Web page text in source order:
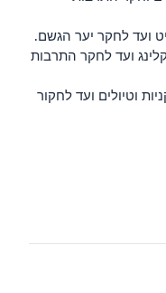
ועד לחקר התרבות
וטיולים ועד לחקור